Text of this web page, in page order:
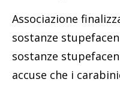
Associazione
sostanze
sostanze
accuse che i